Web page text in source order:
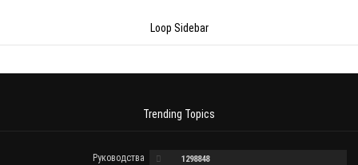
Loop Sidebar
Trending Topics
Руководства 1298848